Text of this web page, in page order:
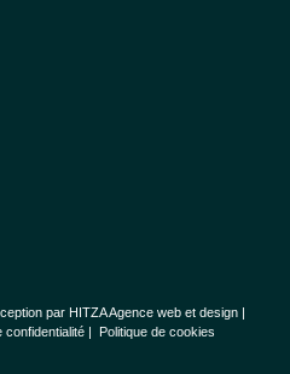
par HITZA Agence web et design|
confidentialité | Politique de cookies